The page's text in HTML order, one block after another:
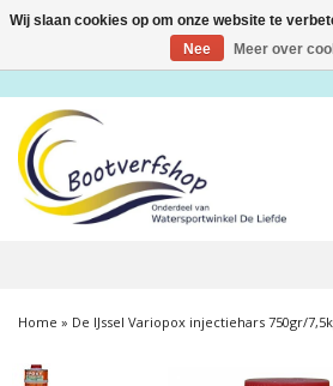
Toggle
Home » De IJssel Variopox injectiehars 750gr/
Wij slaan cookies op om onze website te
Nee
Meer over